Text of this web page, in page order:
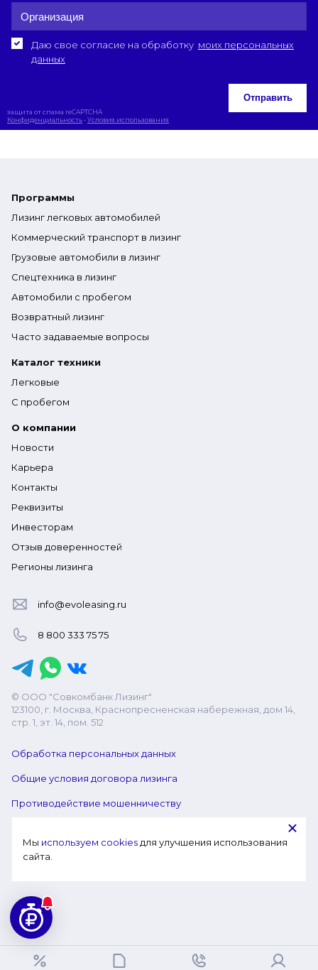
Даю свое согласие на обработку моих персональных
данных
Отправить
защита от спама reCAPTCHA
Конфиденциальность-Условия использования
Программы
Лизинг легковых автомобилей
Коммерческий транспорт в лизинг
Грузовые автомобили в лизинг
Спецтехника в лизинг
Автомобили с пробегом
Возвратный лизинг
Часто задаваемые вопросы
Каталог техники
Легковые
С пробегом
О компании
Новости
Карьера
Контакты
Реквизиты
Инвесторам
Отзыв доверенностей
Регионы лизинга
info@evoleasing.ru
8 800 333 75 75
© ООО "Совкомбанк Лизинг"
123100, г. Москва, Краснопресненская набережная, дом 14,
стр. 1, эт. 14, пом. 512
Обработка персональных данных
Общие условия договора лизинга
Противодействие мошенничеству
Мы используем cookies для улучшения использования
сайта.